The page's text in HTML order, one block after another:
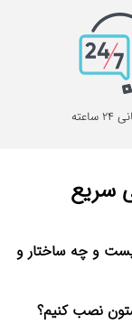
سریع
و چه ساختار و
نصب کنیم؟